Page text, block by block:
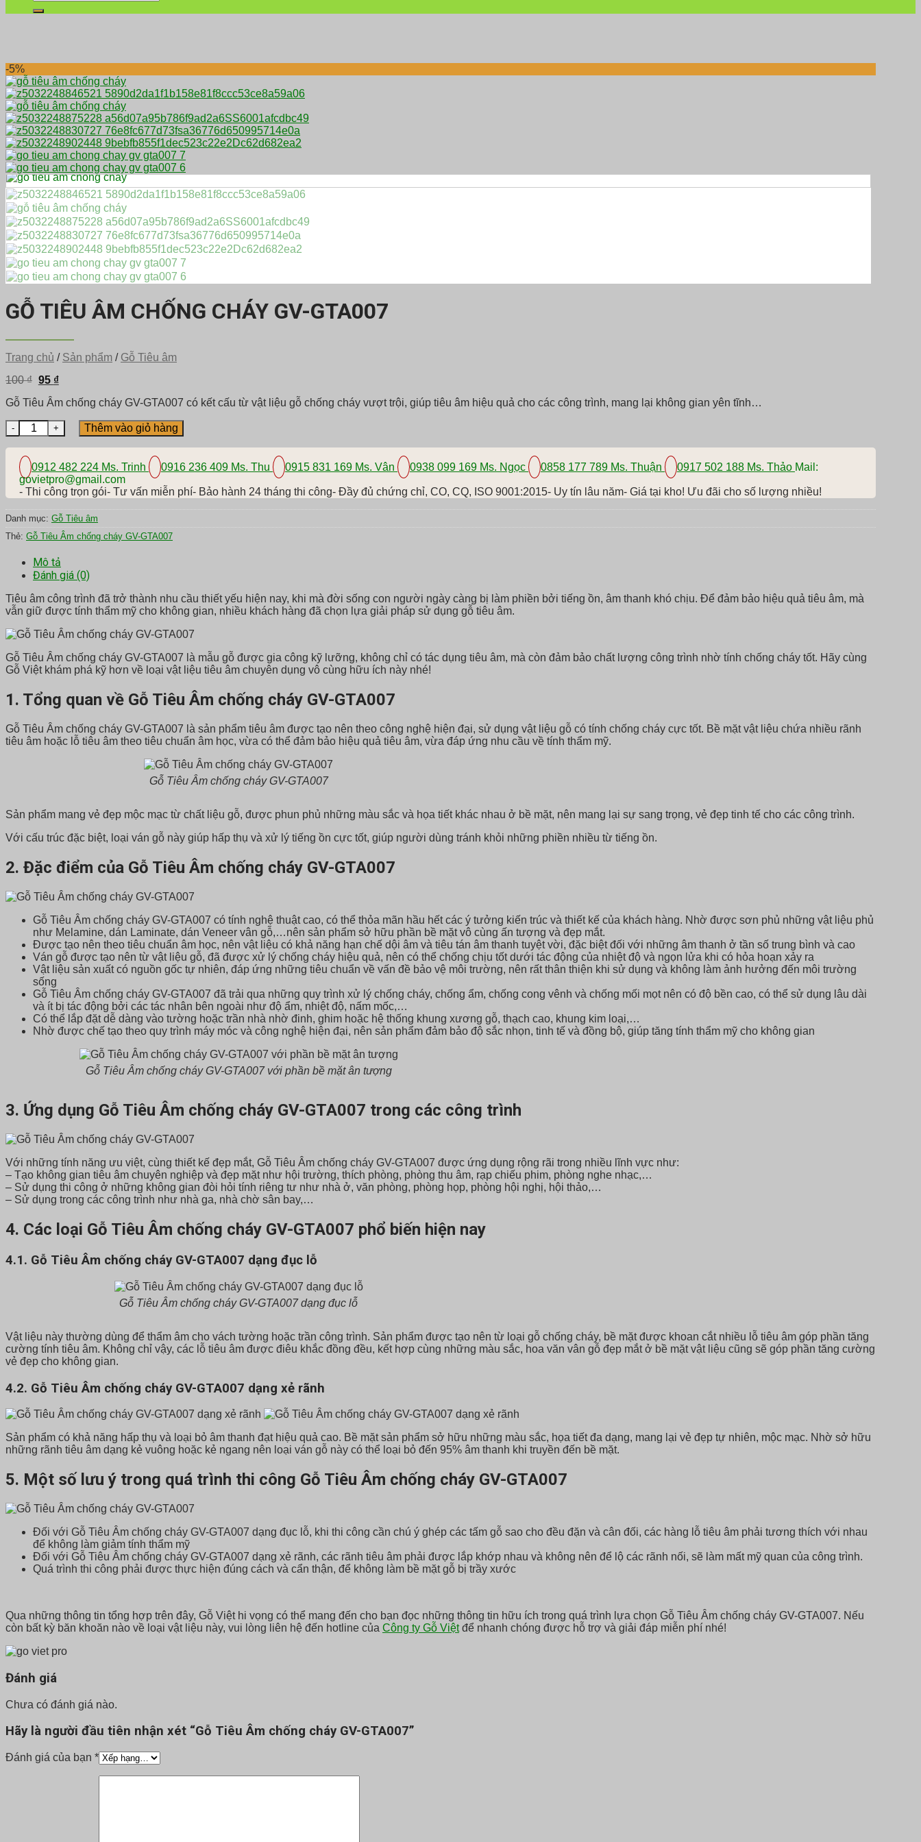
kiếm:
-5%
GỖ TIÊU ÂM CHỐNG CHÁY GV-GTA007
Trang chủ / Sản phẩm / Gỗ Tiêu âm
100₫ Giá
là:
95 ₫Giá
tại
95 ₫.
Gỗ Tiêu Âm chống cháy GV-GTA007 có kết cấu từ vật liệu gỗ chống cháy vượt trội, giúp tiêu âm hiệu quả cho các công trình, mang lại không gian yên tĩnh…
Gỗ Tiêu Âm chống cháy GV-GTA007 số lượng
Thêm vào giỏ hàng
0912 482 224 Ms. Trinh 0916 236 409 Ms. Thu 0915 831 169 Ms. Vân 0938 099 169 Ms. Ngọc 0858 177 789 Ms. Thuận 0917 502 188 Ms. Thảo Mail:
govietpro@gmail.com
- Thi công trọn gói- Tư vấn miễn phí- Bảo hành 24 tháng thi công- Đầy đủ chứng chỉ, CO, CQ, ISO 9001:2015- Uy tín lâu năm- Giá tại kho! Ưu đãi cho số lượng nhiều!
Danh mục: Gỗ Tiêu âm
Thẻ: Gỗ Tiêu Âm chống cháy GV-GTA007
Mô tả
Đánh giá (0)
Tiêu âm công trình đã trở thành nhu cầu thiết yếu hiện nay, khi mà đời sống con người ngày càng bị làm phiền bởi tiếng ồn, âm thanh khó chịu. Để đảm bảo hiệu quả tiêu âm, mà
vẫn giữ được tính thẩm mỹ cho không gian, nhiều khách hàng đã chọn lựa giải pháp sử dụng gỗ tiêu âm.
Gỗ Tiêu Âm chống cháy GV-GTA007 là mẫu gỗ được gia công kỹ lưỡng, không chỉ có tác dụng tiêu âm, mà còn đảm bảo chất lượng công trình nhờ tính chống cháy tốt. Hãy cùng
Gỗ Việt khám phá kỹ hơn về loại vật liệu tiêu âm chuyên dụng vô cùng hữu ích này nhé!
1. Tổng quan về Gỗ Tiêu Âm chống cháy GV-GTA007
Gỗ Tiêu Âm chống cháy GV-GTA007 là sản phẩm tiêu âm được tạo nên theo công nghệ hiện đại, sử dụng vật liệu gỗ có tính chống cháy cực tốt. Bề mặt vật liệu chứa nhiều rãnh
tiêu âm hoặc lỗ tiêu âm theo tiêu chuẩn âm học, vừa có thể đảm bảo hiệu quả tiêu âm, vừa đáp ứng nhu cầu về tính thẩm mỹ.
Gỗ Tiêu Âm chống cháy GV-GTA007
Sản phẩm mang vẻ đẹp mộc mạc từ chất liệu gỗ, được phun phủ những màu sắc và họa tiết khác nhau ở bề mặt, nên mang lại sự sang trọng, vẻ đẹp tinh tế cho các công trình.
Với cấu trúc đặc biệt, loại ván gỗ này giúp hấp thụ và xử lý tiếng ồn cực tốt, giúp người dùng tránh khỏi những phiền nhiều từ tiếng ồn.
2. Đặc điểm của Gỗ Tiêu Âm chống cháy GV-GTA007
Gỗ Tiêu Âm chống cháy GV-GTA007 có tính nghệ thuật cao, có thể thỏa mãn hầu hết các ý tưởng kiến trúc và thiết kế của khách hàng. Nhờ được sơn phủ những vật liệu phủ
như Melamine, dán Laminate, dán Veneer vân gỗ,…nên sản phẩm sở hữu phần bề mặt vô cùng ấn tượng và đẹp mắt.
Được tạo nên theo tiêu chuẩn âm học, nên vật liệu có khả năng hạn chế dội âm và tiêu tán âm thanh tuyệt vời, đặc biệt đối với những âm thanh ở tần số trung bình và cao
Ván gỗ được tạo nên từ vật liệu gỗ, đã được xử lý chống cháy hiệu quả, nên có thể chống chịu tốt dưới tác động của nhiệt độ và ngọn lửa khi có hỏa hoạn xảy ra
Vật liệu sản xuất có nguồn gốc tự nhiên, đáp ứng những tiêu chuẩn về vấn đề bảo vệ môi trường, nên rất thân thiện khi sử dụng và không làm ảnh hưởng đến môi trường
sống
Gỗ Tiêu Âm chống cháy GV-GTA007 đã trải qua những quy trình xử lý chống cháy, chống ẩm, chống cong vênh và chống mối mọt nên có độ bền cao, có thể sử dụng lâu dài
và ít bị tác động bởi các tác nhân bên ngoài như độ ẩm, nhiệt độ, nấm mốc,…
Có thể lắp đặt dễ dàng vào tường hoặc trần nhà nhờ đinh, ghim hoặc hệ thống khung xương gỗ, thạch cao, khung kim loại,…
Nhờ được chế tạo theo quy trình máy móc và công nghệ hiện đại, nên sản phẩm đảm bảo độ sắc nhọn, tinh tế và đồng bộ, giúp tăng tính thẩm mỹ cho không gian
Gỗ Tiêu Âm chống cháy GV-GTA007 với phần bề mặt ân tượng
3. Ứng dụng Gỗ Tiêu Âm chống cháy GV-GTA007 trong các công trình
Với những tính năng ưu việt, cùng thiết kế đẹp mắt, Gỗ Tiêu Âm chống cháy GV-GTA007 được ứng dụng rộng rãi trong nhiều lĩnh vực như:
– Tạo không gian tiêu âm chuyên nghiệp và đẹp mặt như hội trường, thích phòng, phòng thu âm, rạp chiếu phim, phòng nghe nhạc,…
– Sử dụng thi công ở những không gian đòi hỏi tính riêng tư như nhà ở, văn phòng, phòng họp, phòng hội nghị, hội thảo,…
– Sử dụng trong các công trình như nhà ga, nhà chờ sân bay,…
4. Các loại Gỗ Tiêu Âm chống cháy GV-GTA007 phổ biến hiện nay
4.1. Gỗ Tiêu Âm chống cháy GV-GTA007 dạng đục lỗ
Gỗ Tiêu Âm chống cháy GV-GTA007 dạng đục lỗ
Vật liệu này thường dùng để thẩm âm cho vách tường hoặc trần công trình. Sản phẩm được tạo nên từ loại gỗ chống cháy, bề mặt được khoan cắt nhiều lỗ tiêu âm góp phần tăng
cường tính tiêu âm. Không chỉ vậy, các lỗ tiêu âm được điêu khắc đồng đều, kết hợp cùng những màu sắc, hoa văn vân gỗ đẹp mắt ở bề mặt vật liệu cũng sẽ góp phần tăng cường
vẻ đẹp cho không gian.
4.2. Gỗ Tiêu Âm chống cháy GV-GTA007 dạng xẻ rãnh
Sản phẩm có khả năng hấp thụ và loại bỏ âm thanh đạt hiệu quả cao. Bề mặt sản phẩm sở hữu những màu sắc, họa tiết đa dạng, mang lại vẻ đẹp tự nhiên, mộc mạc. Nhờ sở hữu
những rãnh tiêu âm dạng kẻ vuông hoặc kẻ ngang nên loại ván gỗ này có thể loại bỏ đến 95% âm thanh khi truyền đến bề mặt.
5. Một số lưu ý trong quá trình thi công Gỗ Tiêu Âm chống cháy GV-GTA007
Đối với Gỗ Tiêu Âm chống cháy GV-GTA007 dạng đục lỗ, khi thi công cần chú ý ghép các tấm gỗ sao cho đều đặn và cân đối, các hàng lỗ tiêu âm phải tương thích với nhau
để không làm giảm tính thẩm mỹ
Đối với Gỗ Tiêu Âm chống cháy GV-GTA007 dạng xẻ rãnh, các rãnh tiêu âm phải được lắp khớp nhau và không nên để lộ các rãnh nối, sẽ làm mất mỹ quan của công trình.
Quá trình thi công phải được thực hiện đúng cách và cẩn thận, để không làm bề mặt gỗ bị trầy xước
Qua những thông tin tổng hợp trên đây, Gỗ Việt hi vọng có thể mang đến cho bạn đọc những thông tin hữu ích trong quá trình lựa chọn Gỗ Tiêu Âm chống cháy GV-GTA007. Nếu
còn bất kỳ băn khoăn nào về loại vật liệu này, vui lòng liên hệ đến hotline của Công ty Gỗ Việtđể nhanh chóng được hỗ trợ và giải đáp miễn phí nhé!
Đánh giá
Chưa có đánh giá nào.
Hãy là người đầu tiên nhận xét “Gỗ Tiêu Âm chống cháy GV-GTA007”
Đánh giá của bạn *